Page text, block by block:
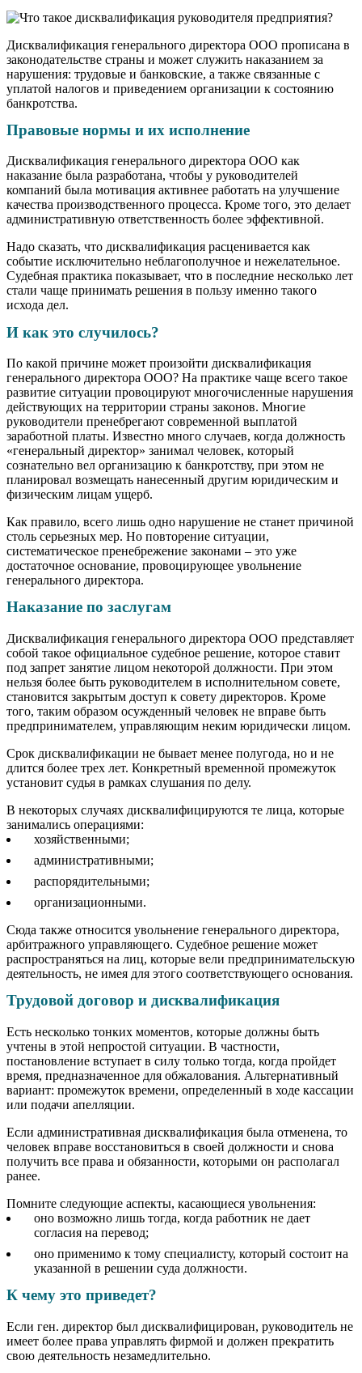
Дисквалификация генерального директора ООО прописана в
законодательстве страны и может служить наказанием за
нарушения: трудовые и банковские, а также связанные с
уплатой налогов и приведением организации к состоянию
банкротства.
Правовые нормы и их исполнение
Дисквалификация генерального директора ООО как
наказание была разработана, чтобы у руководителей
компаний была мотивация активнее работать на улучшение
качества производственного процесса. Кроме того, это делает
административную ответственность более эффективной.
Надо сказать, что дисквалификация расценивается как
событие исключительно неблагополучное и нежелательное.
Судебная практика показывает, что в последние несколько лет
стали чаще принимать решения в пользу именно такого
исхода дел.
И как это случилось?
По какой причине может произойти дисквалификация
генерального директора ООО? На практике чаще всего такое
развитие ситуации провоцируют многочисленные нарушения
действующих на территории страны законов. Многие
руководители пренебрегают современной выплатой
заработной платы. Известно много случаев, когда должность
«генеральный директор» занимал человек, который
сознательно вел организацию к банкротству, при этом не
планировал возмещать нанесенный другим юридическим и
физическим лицам ущерб.
Как правило, всего лишь одно нарушение не станет причиной
столь серьезных мер. Но повторение ситуации,
систематическое пренебрежение законами – это уже
достаточное основание, провоцирующее увольнение
генерального директора.
Наказание по заслугам
Дисквалификация генерального директора ООО представляет
собой такое официальное судебное решение, которое ставит
под запрет занятие лицом некоторой должности. При этом
нельзя более быть руководителем в исполнительном совете,
становится закрытым доступ к совету директоров. Кроме
того, таким образом осужденный человек не вправе быть
предпринимателем, управляющим неким юридически лицом.
Срок дисквалификации не бывает менее полугода, но и не
длится более трех лет. Конкретный временной промежуток
установит судья в рамках слушания по делу.
В некоторых случаях дисквалифицируются те лица, которые
занимались операциями:
хозяйственными;
административными;
распорядительными;
организационными.
Сюда также относится увольнение генерального директора,
арбитражного управляющего. Судебное решение может
распространяться на лиц, которые вели предпринимательскую
деятельность, не имея для этого соответствующего основания.
Трудовой договор и дисквалификация
Есть несколько тонких моментов, которые должны быть
учтены в этой непростой ситуации. В частности,
постановление вступает в силу только тогда, когда пройдет
время, предназначенное для обжалования. Альтернативный
вариант: промежуток времени, определенный в ходе кассации
или подачи апелляции.
Если административная дисквалификация была отменена, то
человек вправе восстановиться в своей должности и снова
получить все права и обязанности, которыми он располагал
ранее.
Помните следующие аспекты, касающиеся увольнения:
оно возможно лишь тогда, когда работник не дает
согласия на перевод;
оно применимо к тому специалисту, который состоит на
указанной в решении суда должности.
К чему это приведет?
Если ген. директор был дисквалифицирован, руководитель не
имеет более права управлять фирмой и должен прекратить
свою деятельность незамедлительно.